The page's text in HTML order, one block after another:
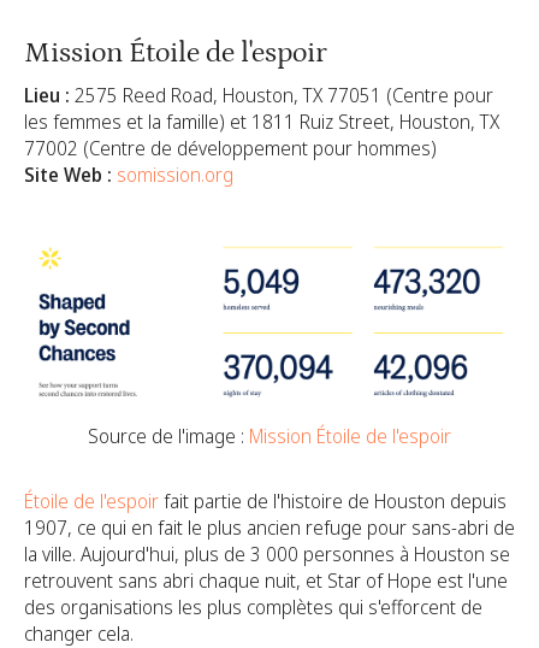
Mission Étoile de l'espoir
Lieu : 2575 Reed Road, Houston, TX 77051 (Centre pour
les femmes et la famille) et 1811 Ruiz Street, Houston, TX
77002 (Centre de développement pour hommes)
Site Web : somission.org
Source de l'image : Mission Étoile de l'espoir
Étoile de l'espoirfait partie de l'histoire de Houston depuis
1907, ce qui en fait le plus ancien refuge pour sans-abri de
la ville. Aujourd'hui, plus de 3 000 personnes à Houston se
retrouvent sans abri chaque nuit, et Star of Hope est l'une
des organisations les plus complètes qui s'efforcent de
changer cela.